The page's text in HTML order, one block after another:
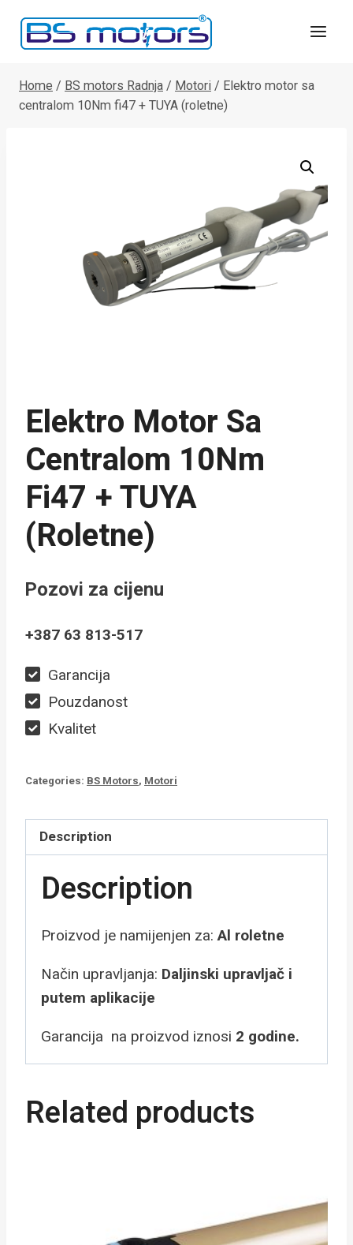
Home / BS motors Radnja / Motori / Elektro motor sa
centralom 10Nm fi47 + TUYA (roletne)
Elektro Motor Sa
Centralom 10Nm
Fi47 + TUYA
(roletne)
Pozovi za cijenu
+387 63 813-517
Garancija
Pouzdanost
Kvalitet
Categories: BS Motors, Motori
Description
Description
Proizvod je namijenjen za:Al roletne
Način upravljanja: Daljinski upravljač i
putem aplikacije
Garancija na proizvod iznosi 2 godine.
Related products